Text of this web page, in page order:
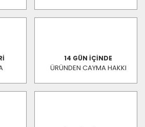
14 GÜN İÇİNDE
ÜRÜNDEN CAYMA HAKKI